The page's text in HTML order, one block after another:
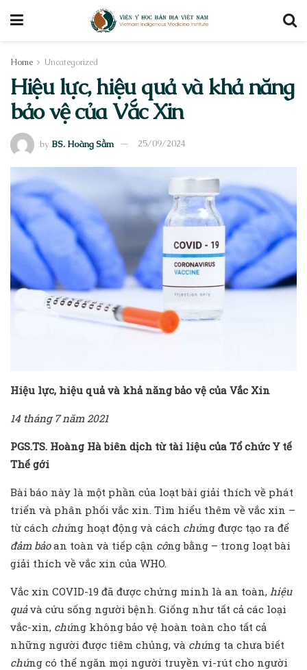
Home Uncategorized
Hiệu lực, hiệu quả và khả năng
bảo vệ của Vắc Xin
by BS. Hoàng Sầm 25/09/2024
Hiệu lực, hiệu quả và khả năng bảo vệ của Vắc Xin
14 tháng 7 năm 2021
PGS.TS. Hoàng Hà biên dịch từ tài liệu của Tổ chức Y tế
Thế gới
Bài báo này là một phần của loạt bài giải thích về phát
triển và phân phối vắc xin. Tìm hiểu thêm về vắc xin –
từ cách chúng hoạt động và cách chúng được tạo ra để
đảm bảoan toàn và tiếp cận công bằng – trong loạt bài
giải thích về vắc xin của WHO.
Vắc xin COVID-19 đã được chứng minh là an toàn, hiệu
quảvà cứu sống người bệnh. Giống như tất cả các loại
vắc-xin, chúng không bảo vệ hoàn toàn cho tất cả
những người được tiêm chủng, và chúng ta chưa biết
chúng có thể ngăn mọi người truyền vi-rút cho người